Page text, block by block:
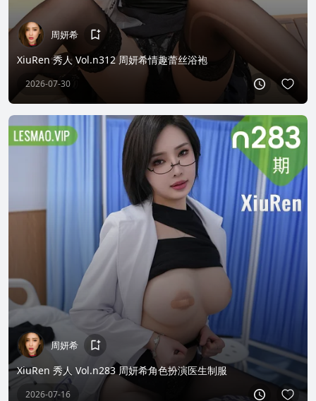
周妍希
XiuRen 秀人 Vol.n312 周妍希情趣蕾丝浴袍
2026-07-30
周妍希
XiuRen 秀人 Vol.n283 周妍希角色扮演医生制服
2026-07-16